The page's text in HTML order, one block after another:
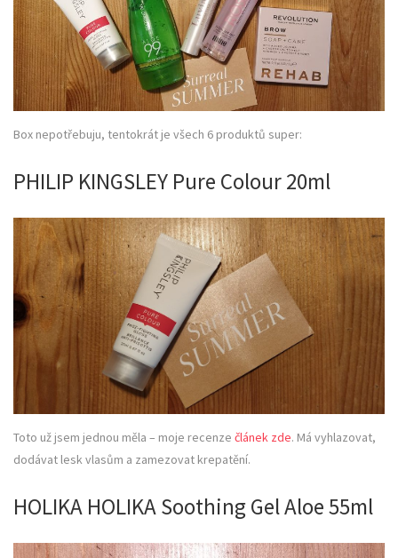
Box nepotřebuju, tentokrát je všech 6 produktů super:
PHILIP KINGSLEY Pure Colour 20ml
Toto už jsem jednou měla – moje recenze článek zde. Má vyhlazovat,
dodávat lesk vlasům a zamezovat krepatění.
HOLIKA HOLIKA Soothing Gel Aloe 55ml